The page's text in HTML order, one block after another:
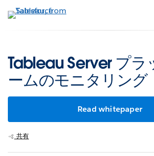
イ
に
動
Tableau Server プラ
ームのモニタリング
Read whitepaper
共有